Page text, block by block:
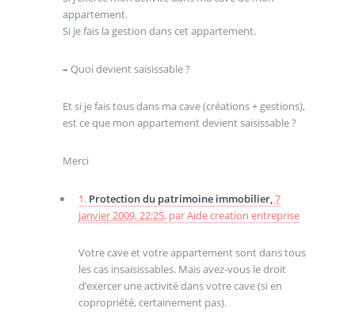
appartement.
Si je fais la gestion dans cet appartement.
– Quoi devient saisissable ?
Et si je fais tous dans ma cave (créations + gestions),
est ce que mon appartement devient saisissable ?
Merci
1. Protection du patrimoine immobilier,7
janvier 2009, 22:25, parAide creation entreprise
Votre cave et votre appartement sont dans tous
les cas insaisissables. Mais avez-vous le droit
d’exercer une activité dans votre cave (si en
copropriété, certainement pas).